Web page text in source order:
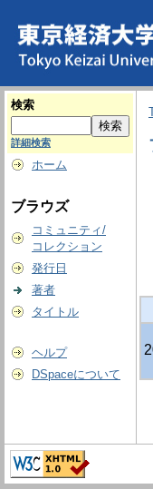
検索
詳細検索
ホーム
ブラウズ
コミュニティ/
コレクション
発行日
著者
タイトル
ヘルプ
DSpaceについて